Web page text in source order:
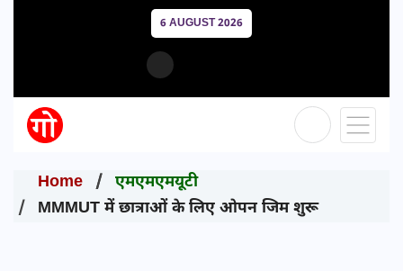
6 AUGUST 2026
Home
एमएमएमयूटी
MMMUT में छात्राओं के लिए ओपन जिम शुरू